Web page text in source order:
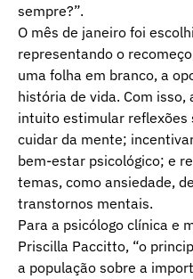
sempre?”.
O mês de janeiro foi
representando o
uma folha em branco, a
história de vida. Com
intuito estimular reflexões
cuidar da mente;
bem-estar psicológico; e
temas, como ansiedade,
transtornos mentais.
Para a psicólogo clínica e
Priscilla Paccitto, “o
a população sobre a